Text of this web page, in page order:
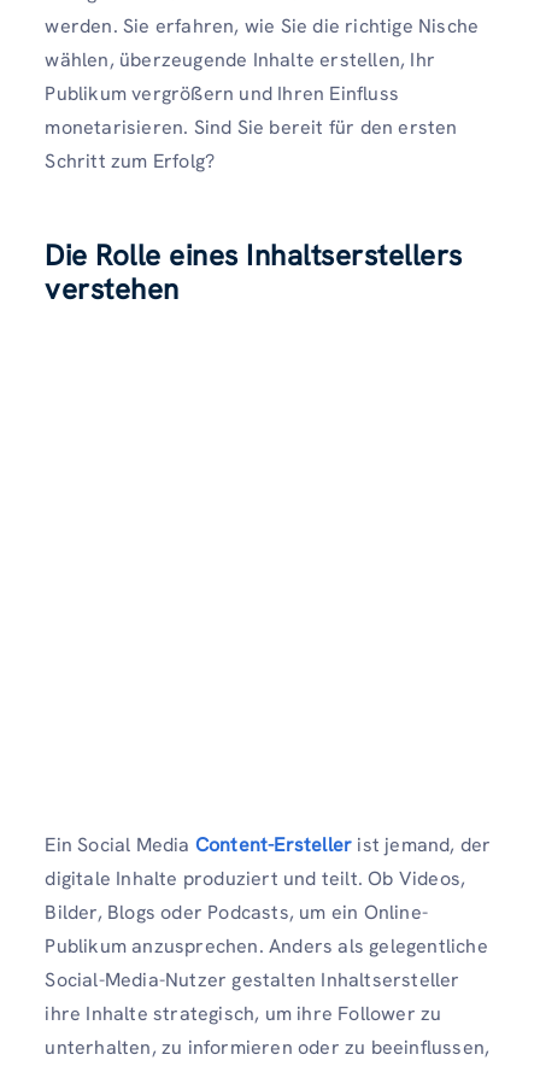
werden. Sie erfahren, wie Sie die richtige Nische
wählen, überzeugende Inhalte erstellen, Ihr
Publikum vergrößern und Ihren Einfluss
monetarisieren. Sind Sie bereit für den ersten
Schritt zum Erfolg?
Die Rolle eines Inhaltserstellers
verstehen
Ein Social Media Content-Ersteller ist jemand, der
digitale Inhalte produziert und teilt. Ob Videos,
Bilder, Blogs oder Podcasts, um ein Online-
Publikum anzusprechen. Anders als gelegentliche
Social-Media-Nutzer gestalten Inhaltsersteller
ihre Inhalte strategisch, um ihre Follower zu
unterhalten, zu informieren oder zu beeinflussen,